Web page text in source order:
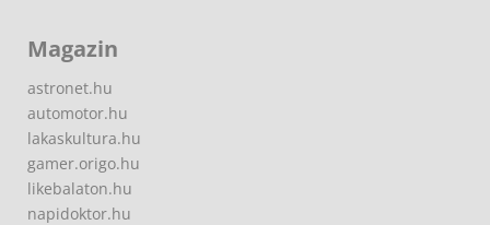
Magazin
astronet.hu
automotor.hu
lakaskultura.hu
gamer.origo.hu
likebalaton.hu
napidoktor.hu